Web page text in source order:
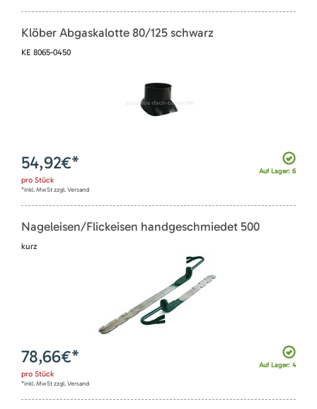
Klöber Abgaskalotte 80/125 schwarz
KE 8065-0450
Auf Lager: 6
54,92€*
pro Stück
*inkl. MwSt zzgl. Versand
Nageleisen/Flickeisen handgeschmiedet 500
kurz
Auf Lager: 4
78,66€*
pro Stück
*inkl. MwSt zzgl. Versand